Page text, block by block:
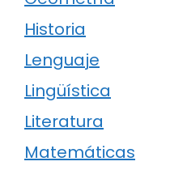
Historia
Lenguaje
Lingüística
Literatura
Matemáticas